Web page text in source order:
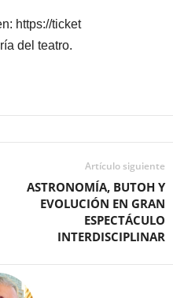
https://ticket
del teatro.
Artículo siguiente
ASTRONOMÍA, BUTOH Y
EVOLUCIÓN EN GRAN
ESPECTÁCULO
INTERDISCIPLINAR